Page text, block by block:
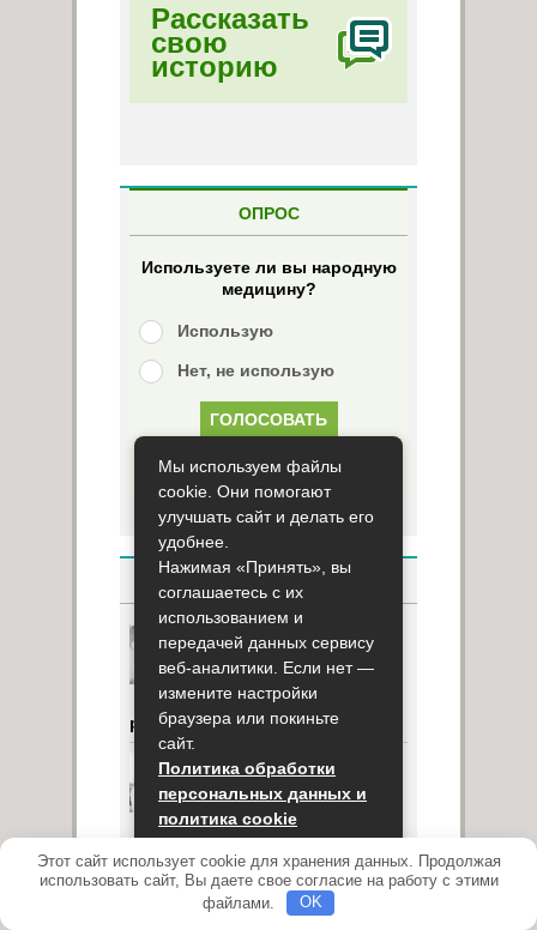
Рассказать
свою
историю
ОПРОС
Используете ли вы народную
медицину?
Использую
Нет, не использую
Результаты опроса
НОВОСТИ
Новое оборудование
для скрининга может
помочь исключить
риск аллергических
реакций
Телемедицина
настолько же
эффективный способ
обмена медицинской
информацией, как личная
встреча с врачом
Аллергию и астму
Мы используем файлы
cookie. Они помогают
улучшать сайт и делать его
удобнее.
Нажимая «Принять», вы
соглашаетесь с их
использованием и
передачей данных сервису
веб-аналитики. Если нет —
измените настройки
браузера или покиньте
сайт.
Политика обработки
персональных данных и
политика cookie
Принять
Этот сайт использует cookie для хранения данных. Продолжая
использовать сайт, Вы даете свое согласие на работу с этими
файлами.
OK